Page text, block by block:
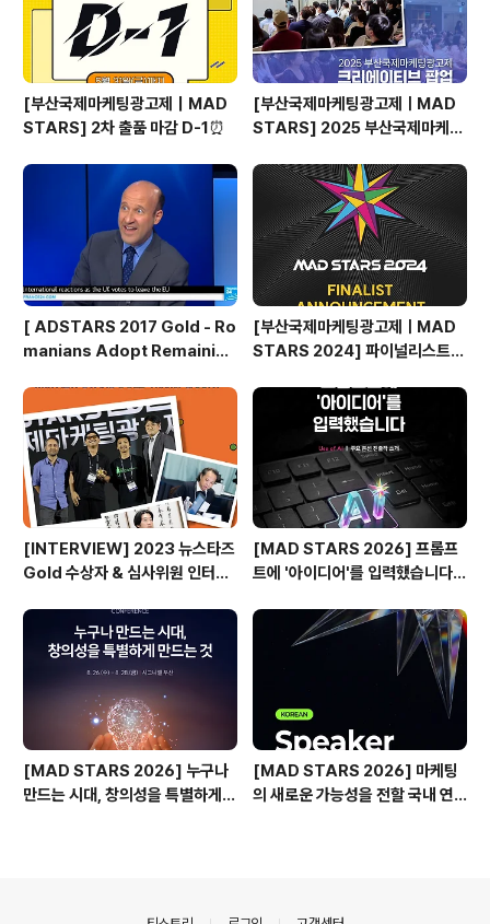
[부산국제마케팅광고제｜MAD
STARS] 2차 출품 마감 D-1⏰
[부산국제마케팅광고제ㅣMAD
STARS] 2025 부산국제마케팅
기
[ ADSTARS 2017 Gold - Ro
manians Adopt Remainian
[부산국제마케팅광고제ㅣMAD
STARS 2024] 파이널리스트
[INTERVIEW] 2023 뉴스타즈
Gold 수상자 & 심사위원 인터뷰
[MAD STARS 2026] 프롬프
트에 '아이디어'를 입력했습니다
[MAD STARS 2026] 누구나
만드는 시대, 창의성을 특별하게
[MAD STARS 2026] 마케팅
의 새로운 가능성을 전할 국내 연